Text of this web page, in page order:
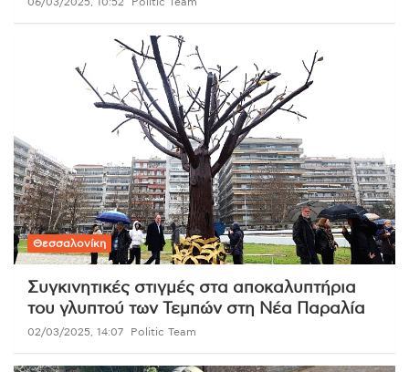
Θεσσαλονίκη
Συγκινητικές στιγμές στα αποκαλυπτήρια
του γλυπτού των Τεμπών στη Νέα Παραλία
02/03/2025, 14:07 Politic Team